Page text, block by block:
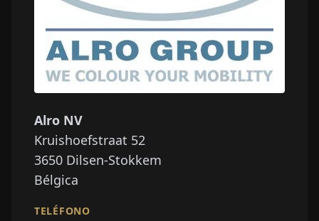
Alro NV
Kruishoefstraat 52
3650 Dilsen-Stokkem
Bélgica
TELÉFONO